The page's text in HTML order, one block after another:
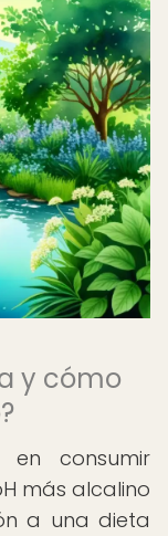
y cómo
consumir
más alcalino
a una dieta